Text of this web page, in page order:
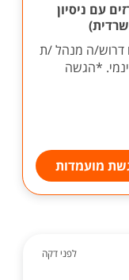
עם ניסיון
דרוש/ה מנהל /ת
*הגשה
מועמדות
לפני דקה